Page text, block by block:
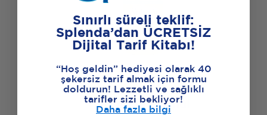
Splenda Granül
Sınırlı süreli teklif:
Splenda’dan ÜCRETSİZ
Dijital Tarif Kitabı!
“Hoş geldin” hediyesi olarak 40
şekersiz tarif almak için formu
doldurun! Lezzetli ve sağlıklı
tarifler sizi bekliyor!
Daha fazla bilgi